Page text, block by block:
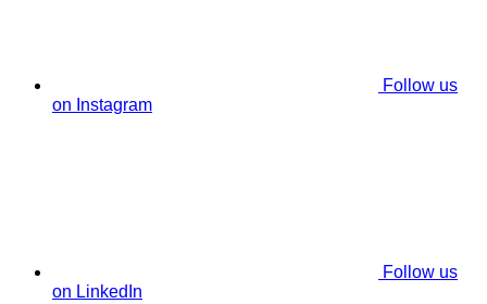
Follow us
on Instagram
Follow us
on LinkedIn